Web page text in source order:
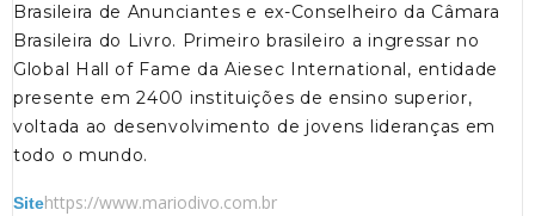
Brasileira de Anunciantes e ex-Conselheiro da Câmara
Brasileira do Livro. Primeiro brasileiro a ingressar no
Global Hall of Fame da Aiesec International, entidade
presente em 2400 instituições de ensino superior,
voltada ao desenvolvimento de jovens lideranças em
todo o mundo.
Sitehttps://www.mariodivo.com.br